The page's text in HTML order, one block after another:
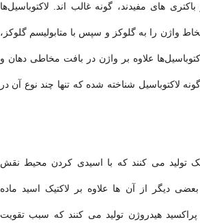
های مفیدند، گونه غالب ‌اند. لاکتوباسیل‌ها
واژن را به گلوکز و سپس با متابولیسم گلوکز،
علاوه بر واژن در بافت مخاطی دهان و
روده نیز یافت می ‌شوند. بیش از 125 گونه لاکتوباسیل شناخته شده که تنها چند نوع آن در
تولید می ‌کنند که با اسیدی کردن محیط نقش
دیگر از آن ها علاوه بر لاکتیک اسید ماده
هیدروژن تولید می‌ کنند که سبب تقویت